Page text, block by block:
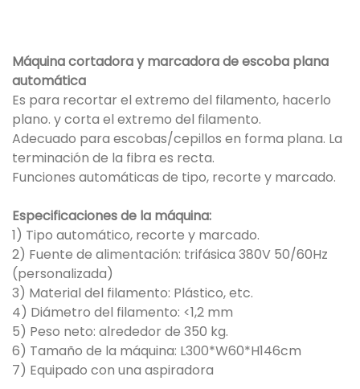
Máquina cortadora y marcadora de escoba plana
automática
Es para recortar el extremo del filamento, hacerlo
plano. y corta el extremo del filamento.
Adecuado para escobas/cepillos en forma plana. La
terminación de la fibra es recta.
Funciones automáticas de tipo, recorte y marcado.
Especificaciones de la máquina:
1) Tipo automático, recorte y marcado.
2) Fuente de alimentación: trifásica 380V 50/60Hz
(personalizada)
3) Material del filamento: Plástico, etc.
4) Diámetro del filamento: <1,2 mm
5) Peso neto: alrededor de 350 kg.
6) Tamaño de la máquina: L300*W60*H146cm
7) Equipado con una aspiradora